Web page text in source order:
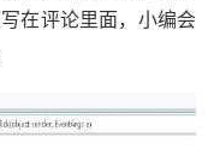
在评论里面，小编会